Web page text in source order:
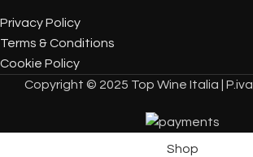
Privacy Policy
Terms & Conditions
Cookie Policy
Copyright © 2025 Top Wine Italia | P.iva
Shop